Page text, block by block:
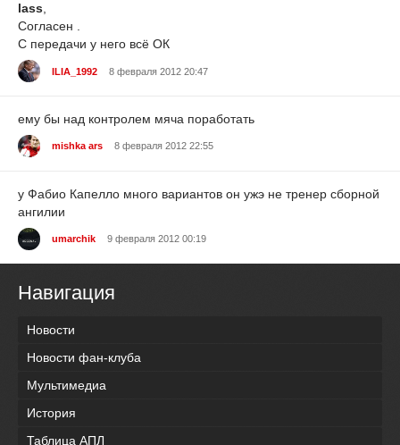
lass,
Согласен .
С передачи у него всё ОК
ILIA_1992 8 февраля 2012 20:47
ему бы над контролем мяча поработать
mishka ars 8 февраля 2012 22:55
у Фабио Капелло много вариантов он ужэ не тренер сборной
ангилии
umarchik 9 февраля 2012 00:19
Навигация
Новости
Новости фан-клуба
Мультимедиа
История
Таблица АПЛ